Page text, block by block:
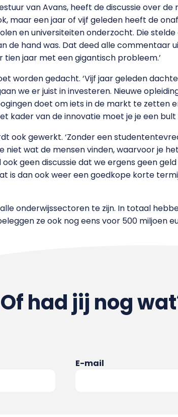
van Avans, heeft de discussie over de
maar een jaar of vijf geleden heeft de
en universiteiten onderzocht. Die
de hand was. Dat deed alle commentaar
jaar met een gigantisch probleem.’
worden gedacht. ‘Vijf jaar geleden
we er juist in investeren. Nieuwe
doet om iets in de markt te zetten
kader van de innovatie moet je je een bult
ook gewerkt. ‘Zonder een
wat de mensen vinden, waarvoor je
geen discussie dat we ergens geen
is dan ook weer een goedkope korte
onderwijssectoren te zijn. In totaal
ze ook nog eens voor 500 miljoen
had jij nog
E-mail